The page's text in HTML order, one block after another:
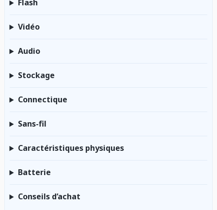
Flash
Vidéo
Audio
Stockage
Connectique
Sans-fil
Caractéristiques physiques
Batterie
Conseils d’achat